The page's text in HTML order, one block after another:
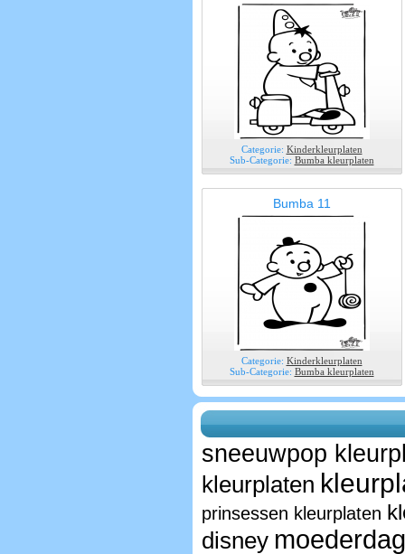
Categorie: Kinderkleurplaten
Sub-Categorie: Bumba kleurplaten
Bumba 11
Categorie: Kinderkleurplaten
Sub-Categorie: Bumba kleurplaten
sneeuwpop
kleurplaten
prinsessen kleurplaten
disney